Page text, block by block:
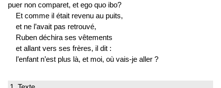
puer non comparet, et ego quo ibo?
Et comme il était revenu au puits,
et ne l’avait pas retrouvé,
Ruben déchira ses vêtements
et allant vers ses frères, il dit :
l’enfant n’est plus là, et moi, où vais-je aller ?